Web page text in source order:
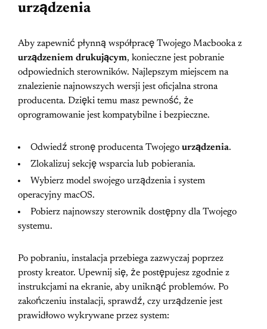
urządzenia
Aby zapewnić płynną współpracę Twojego Macbooka z
urządzeniem drukującym, konieczne jest pobranie
odpowiednich sterowników. Najlepszym miejscem na
znalezienie najnowszych wersji jest oficjalna strona
producenta. Dzięki temu masz pewność, że
oprogramowanie jest kompatybilne i bezpieczne.
Odwiedź stronę producenta Twojego urządzenia.
Zlokalizuj sekcję wsparcia lub pobierania.
Wybierz model swojego urządzenia i system
operacyjny macOS.
Pobierz najnowszy sterownik dostępny dla Twojego
systemu.
Po pobraniu, instalacja przebiega zazwyczaj poprzez
prosty kreator. Upewnij się, że postępujesz zgodnie z
instrukcjami na ekranie, aby uniknąć problemów. Po
zakończeniu instalacji, sprawdź, czy urządzenie jest
prawidłowo wykrywane przez system: